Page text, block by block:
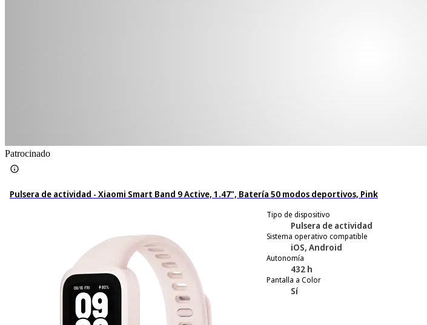
Patrocinado
Pulsera de actividad - Xiaomi Smart Band 9 Active, 1.47", Batería 50 modos deportivos, Pink
Tipo de dispositivo
Pulsera de actividad
Sistema operativo compatible
iOS, Android
Autonomía
432 h
Pantalla a Color
Sí